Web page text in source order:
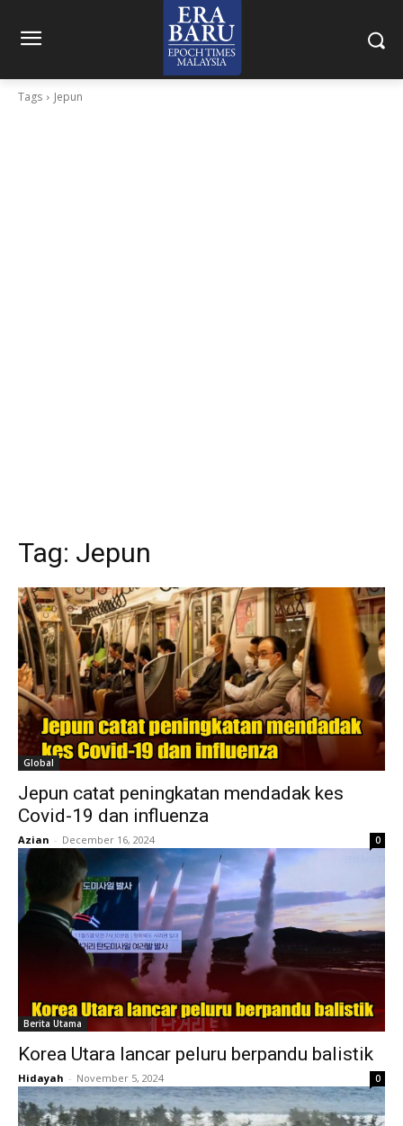
Tags Jepun
Tag: Jepun
Global
Jepun catat peningkatan mendadak kes
Covid-19 dan influenza
Azian - December 16, 2024 0
Berita Utama
Korea Utara lancar peluru berpandu balistik
Hidayah - November 5, 2024 0